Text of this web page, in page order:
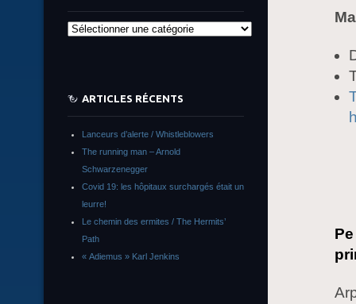
Catégories
ARTICLES RÉCENTS
Lanceurs d’alerte / Whistleblowers
The running man – Arnold
Schwarzenegger
Covid 19: les hôpitaux surchargés était un
leurre!
Le chemin des ermites / The Hermits’
Path
« Adiemus » Karl Jenkins